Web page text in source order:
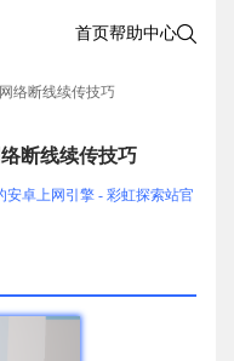
首页帮助中心
络断线续传技巧
断线续传技巧
安卓上网引擎 - 彩虹探索站官